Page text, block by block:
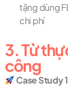
tặng dùng
chi phí
3. Từ
công
Case Study